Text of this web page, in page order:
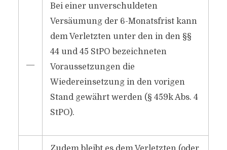
―
Bei einer unverschuldeten
Versäumung der 6-Monatsfrist kann
dem Verletzten unter den in den §§
44 und 45 StPO bezeichneten
Voraussetzungen die
Wiedereinsetzung in den vorigen
Stand gewährt werden (§ 459k Abs. 4
StPO).